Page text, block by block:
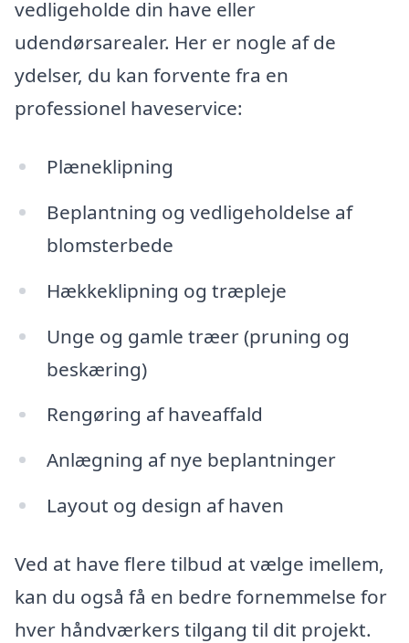
vedligeholde din have eller
udendørsarealer. Her er nogle af de
ydelser, du kan forvente fra en
professionel haveservice:
Plæneklipning
Beplantning og vedligeholdelse af
blomsterbede
Hækkeklipning og træpleje
Unge og gamle træer (pruning og
beskæring)
Rengøring af haveaffald
Anlægning af nye beplantninger
Layout og design af haven
Ved at have flere tilbud at vælge imellem,
kan du også få en bedre fornemmelse for
hver håndværkers tilgang til dit projekt.